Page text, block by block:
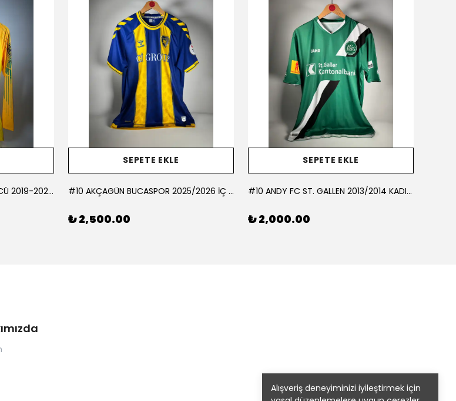
Alışveriş deneyiminizi iyileştirmek için
#1 KORCAN MKE ANKARAGÜCÜ 2019-2020 KALECİ - MEDIUM
SEPETE EKLE
#10 AKÇAGÜN BUCASPOR 2025/2026 İÇ SAHA - LARGE
₺ 2,500.00
SEPETE EKLE
#10 ANDY FC ST. GALLEN 2013/2014 KADIN FUTBOL TAKIMI İÇ SAHA - LARGE
₺ 2,000.00